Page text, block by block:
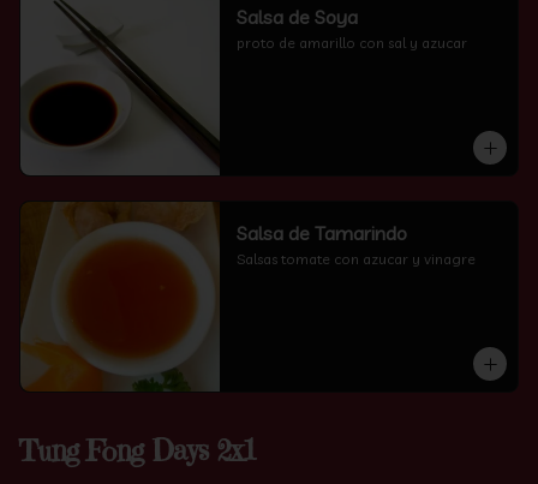
Salsa de Soya
proto de amarillo con sal y azucar
Salsa de Tamarindo
Salsas tomate con azucar y vinagre
Tung Fong Days 2x1